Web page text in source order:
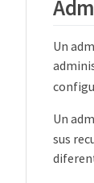
Un
Un
sus